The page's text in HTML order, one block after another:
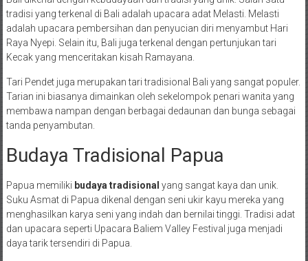
tradisi yang terkenal di Bali adalah upacara adat Melasti. Melasti
adalah upacara pembersihan dan penyucian diri menyambut Hari
Raya Nyepi. Selain itu, Bali juga terkenal dengan pertunjukan tari
Kecak yang menceritakan kisah Ramayana.
Tari Pendet juga merupakan tari tradisional Bali yang sangat populer.
Tarian ini biasanya dimainkan oleh sekelompok penari wanita yang
membawa nampan dengan berbagai dedaunan dan bunga sebagai
tanda penyambutan.
Budaya Tradisional Papua
Papua memiliki budaya tradisional yang sangat kaya dan unik.
Suku Asmat di Papua dikenal dengan seni ukir kayu mereka yang
menghasilkan karya seni yang indah dan bernilai tinggi. Tradisi adat
dan upacara seperti Upacara Baliem Valley Festival juga menjadi
daya tarik tersendiri di Papua.